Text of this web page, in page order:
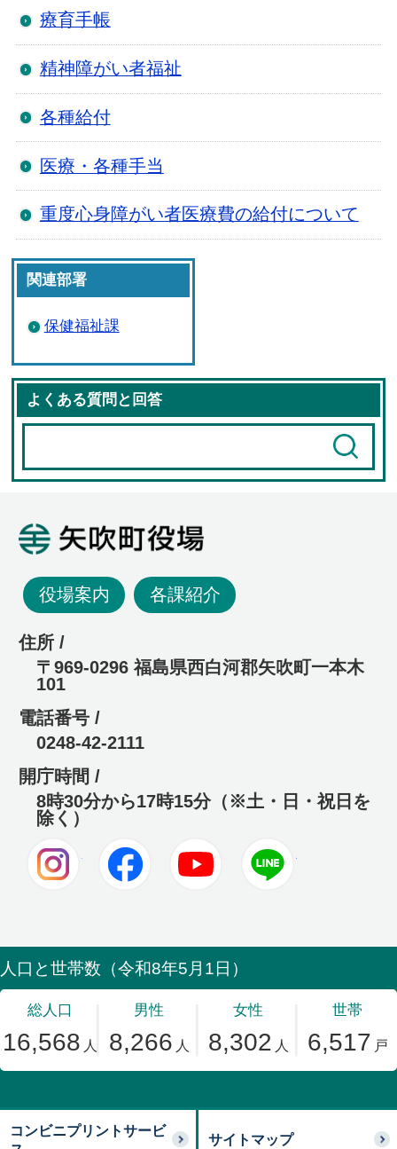
療育手帳
精神障がい者福祉
各種給付
医療・各種手当
重度心身障がい者医療費の給付について
関連部署
保健福祉課
よくある質問と回答
役場案内 各課紹介
住所 /
〒969-0296 福島県西白河郡矢吹町一本木
101
電話番号 /
0248-42-2111
開庁時間 /
8時30分から17時15分（※土・日・祝日を
除く）
Instagram Facebook Youtube
コンビニプリントサービ
サイトマップ